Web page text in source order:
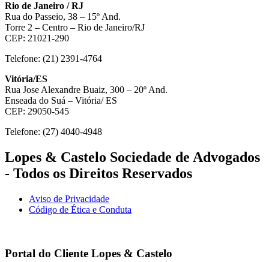
Rio de Janeiro / RJ
Rua do Passeio, 38 – 15º And.
Torre 2 – Centro – Rio de Janeiro/RJ
CEP: 21021-290
Telefone: (21) 2391-4764
Vitória/ES
Rua Jose Alexandre Buaiz, 300 – 20º And.
Enseada do Suá – Vitória/ ES
CEP: 29050-545
Telefone: (27) 4040-4948
Lopes & Castelo Sociedade de Advogados
- Todos os Direitos Reservados
Aviso de Privacidade
Código de Ética e Conduta
Portal do Cliente Lopes & Castelo